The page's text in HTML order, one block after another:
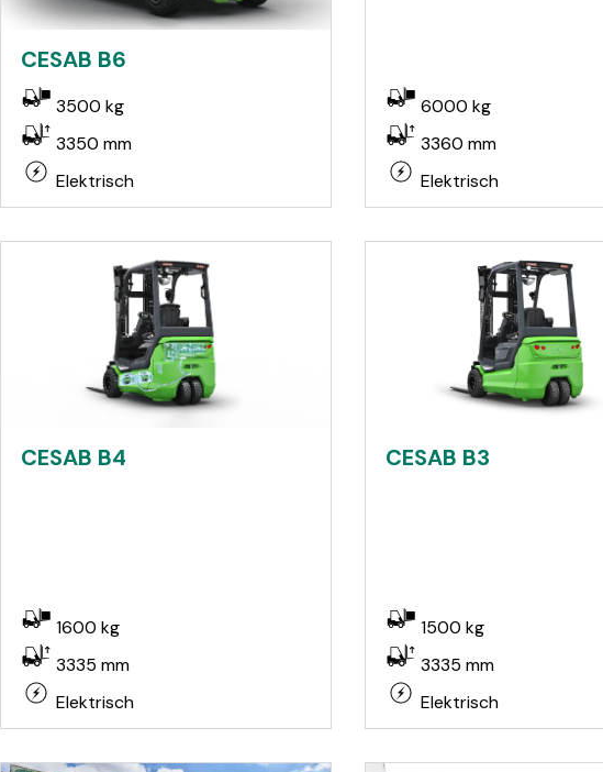
CESAB B6
3500 kg
3350 mm
Elektrisch
6000 kg
3360 mm
Elektrisch
CESAB B4
1600 kg
3335 mm
Elektrisch
CESAB B3
1500 kg
3335 mm
Elektrisch